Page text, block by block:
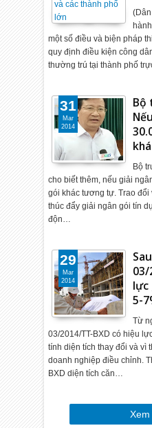
một số điều và biện pháp
quy định điều kiện công
thường trú tại thành phố
Bộ
Bộ
cho biết thêm, nếu giải
gói khác tương tự. Trao
thúc đẩy giải ngân gói tín
độn…
31
Mar
2014
03/
lực
5-
Từ
03/2014/TT-BXD có hiệu
tính diện tích thay đổi và vì
doanh nghiệp điều chỉnh.
BXD diện tích căn…
29
Mar
2014
Xem